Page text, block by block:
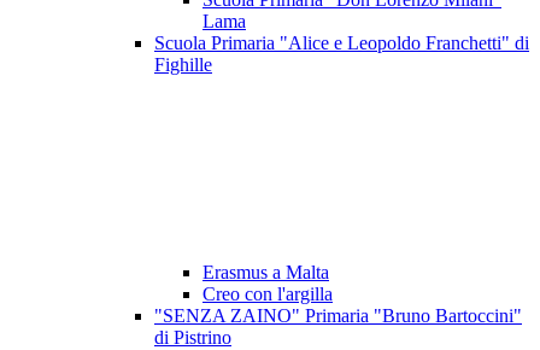
Lama
Scuola Primaria "Alice e Leopoldo Franchetti" di
Fighille
Erasmus a Malta
Creo con l'argilla
"SENZA ZAINO" Primaria "Bruno Bartoccini"
di Pistrino